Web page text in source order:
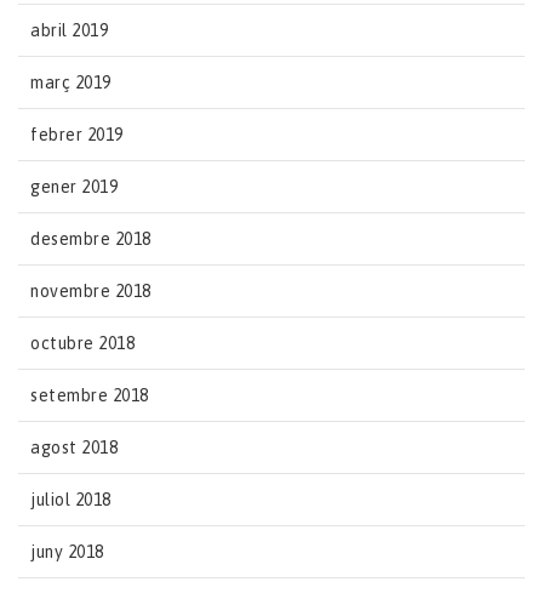
abril 2019
març 2019
febrer 2019
gener 2019
desembre 2018
novembre 2018
octubre 2018
setembre 2018
agost 2018
juliol 2018
juny 2018